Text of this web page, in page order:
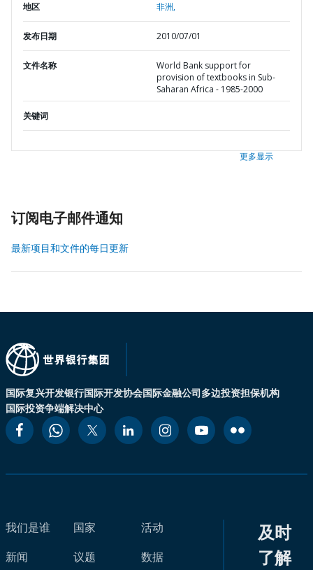
地区 非洲,
发布日期 2010/07/01
文件名称
World Bank support for
provision of textbooks in Sub-
Saharan Africa - 1985-2000
关键词
更多显示
订阅电子邮件通知
最新项目和文件的每日更新
国际复兴开发银行国际开发协会国际金融公司多边投资担保机构
国际投资争端解决中心
我们是谁
新闻
国家
议题
活动
数据
及时
了解